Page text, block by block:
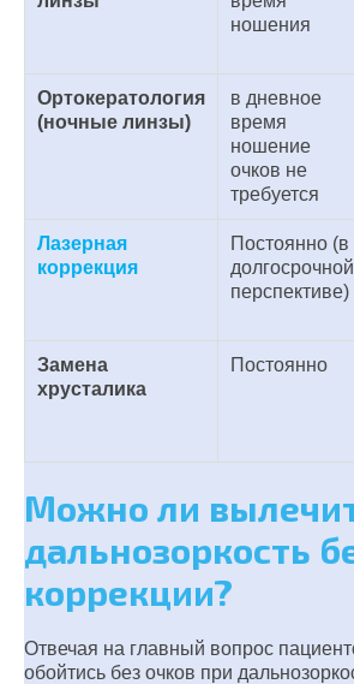
ношения
Ортокератология
(ночные линзы)
в дневное
время
ношение
очков не
требуется
Лазерная
коррекция
Постоянно (в
долгосрочной
перспективе)
Замена
хрусталика
Постоянно
Можно ли
дальнозоркость
коррекции?
Отвечая на главный вопрос
обойтись без очков при